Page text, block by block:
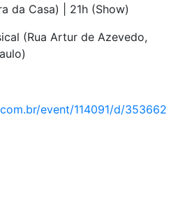
da Casa) | 21h (Show)
(Rua Artur de Azevedo,
event/114091/d/353662